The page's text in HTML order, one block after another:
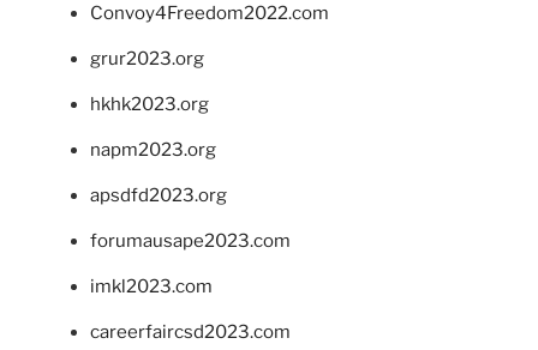
Convoy4Freedom2022.com
grur2023.org
hkhk2023.org
napm2023.org
apsdfd2023.org
forumausape2023.com
imkl2023.com
careerfaircsd2023.com